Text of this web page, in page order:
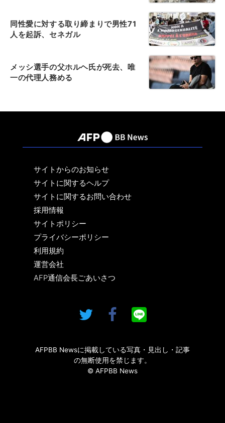
同性愛に対する取り締まりで男性71
人を起訴、セネガル
メッシ選手の父ホルヘ氏が死去、唯
一の代理人務める
サイトからのお知らせ
サイトに関するヘルプ
サイトに関するお問い合わせ
採用情報
サイトポリシー
プライバシーポリシー
利用規約
運営会社
AFP通信会長ごあいさつ
AFPBB Newsに掲載している写真・見出し・記事
の無断使用を禁じます。
© AFPBB News